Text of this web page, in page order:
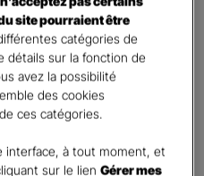
Last
site pourraient être
catégories de
détails sur la fonction de
avez la possibilité
des cookies
ces catégories.
interface, à tout moment, et
sur le lienGérer mes